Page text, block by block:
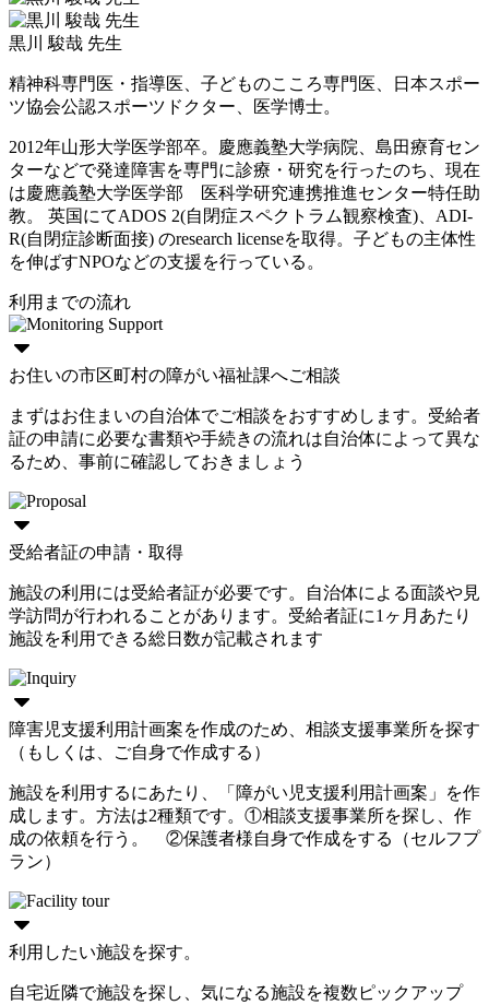
黒川 駿哉 先生
精神科専門医・指導医、子どものこころ専門医、日本スポー
ツ協会公認スポーツドクター、医学博士。
2012年山形大学医学部卒。慶應義塾大学病院、島田療育セン
ターなどで発達障害を専門に診療・研究を行ったのち、現在
は慶應義塾大学医学部 医科学研究連携推進センター特任助
教。 英国にてADOS 2(自閉症スペクトラム観察検査)、ADI-
R(自閉症診断面接) のresearch licenseを取得。子どもの主体性
を伸ばすNPOなどの支援を行っている。
利用までの流れ
お住いの市区町村の障がい福祉課へご相談
まずはお住まいの自治体でご相談をおすすめします。受給者
証の申請に必要な書類や手続きの流れは自治体によって異な
るため、事前に確認しておきましょう
受給者証の申請・取得
施設の利用には受給者証が必要です。自治体による面談や見
学訪問が行われることがあります。受給者証に1ヶ月あたり
施設を利用できる総日数が記載されます
障害児支援利用計画案を作成のため、相談支援事業所を探す
（もしくは、ご自身で作成する）
施設を利用するにあたり、「障がい児支援利用計画案」を作
成します。方法は2種類です。①相談支援事業所を探し、作
成の依頼を行う。 ②保護者様自身で作成をする（セルフプ
ラン）
利用したい施設を探す。
自宅近隣で施設を探し、気になる施設を複数ピックアップ